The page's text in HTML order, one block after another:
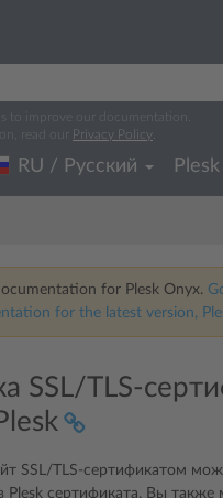
to improve our documentation.
read our
Privacy Policy
RU / Русский
for Plesk Onyx.
for the latest version,
SSL/TLS-
SSL/TLS-сертификатом
Plesk сертификата. Вы также